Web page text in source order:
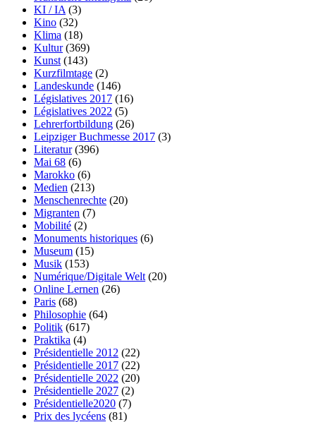
KI / IA (3)
Kino (32)
Klima (18)
Kultur(369)
Kunst (143)
Kurzfilmtage (2)
Landeskunde (146)
Législatives 2017 (16)
Législatives 2022 (5)
Lehrerfortbildung (26)
Leipziger Buchmesse 2017 (3)
Literatur(396)
Mai 68 (6)
Marokko (6)
Medien (213)
Menschenrechte (20)
Migranten (7)
Mobilité (2)
Monuments historiques (6)
Museum (15)
Musik (153)
Numérique/Digitale Welt (20)
Online Lernen (26)
Paris (68)
Philosophie (64)
Politik (617)
Praktika (4)
Présidentielle 2012 (22)
Présidentielle 2017 (22)
Présidentielle 2022 (20)
Présidentielle 2027 (2)
Présidentielle2020 (7)
Prix des lycéens (81)